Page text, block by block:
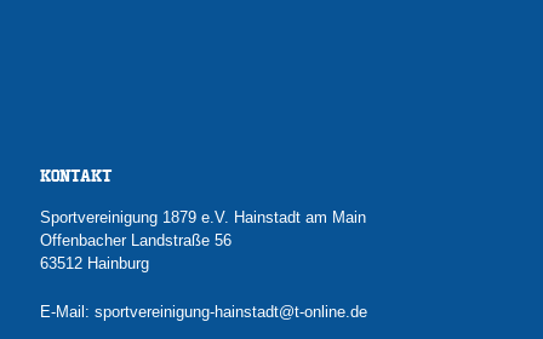
KONTAKT
Sportvereinigung 1879 e.V. Hainstadt am Main
Offenbacher Landstraße 56
63512 Hainburg
E-Mail: sportvereinigung-hainstadt@t-online.de